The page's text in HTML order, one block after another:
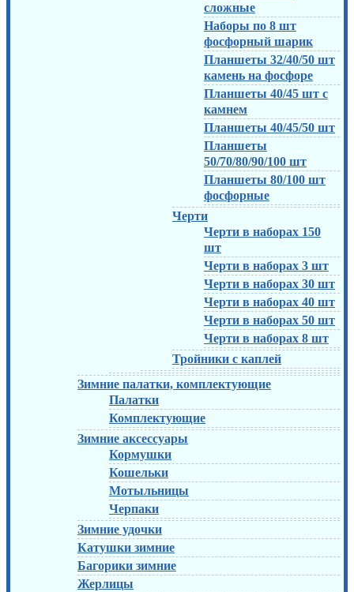
сложные
Наборы по 8 шт
фосфорный шарик
Планшеты 32/40/50 шт
камень на фосфоре
Планшеты 40/45 шт с
камнем
Планшеты 40/45/50 шт
Планшеты
50/70/80/90/100 шт
Планшеты 80/100 шт
фосфорные
Черти
Черти в наборах 150
шт
Черти в наборах 3 шт
Черти в наборах 30 шт
Черти в наборах 40 шт
Черти в наборах 50 шт
Черти в наборах 8 шт
Тройники с каплей
Зимние палатки, комплектующие
Палатки
Комплектующие
Зимние аксессуары
Кормушки
Кошельки
Мотыльницы
Черпаки
Зимние удочки
Катушки зимние
Багорики зимние
Жерлицы